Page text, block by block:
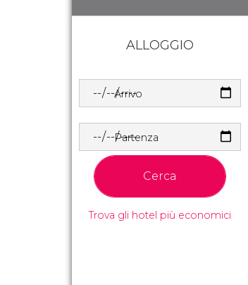
ALLOGGIO
Arrivo
Partenza
Cerca
Trova gli hotel più economici